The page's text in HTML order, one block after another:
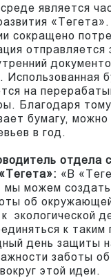
является
сокращено
отправляется
на
Благодаря
бумагу,
в год.
отдела
«В
можем
об
экологической
к
день защиты
заботы
этой идеи.